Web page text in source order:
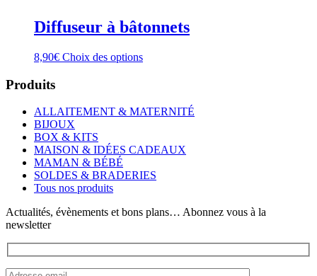
Diffuseur à bâtonnets
8,90€ Choix des optionsCe
variations.
Les
peuvent
être
choisies
sur
page
du
Produits
ALLAITEMENT & MATERNITÉ
BIJOUX
BOX & KITS
MAISON & IDÉES CADEAUX
MAMAN & BÉBÉ
SOLDES & BRADERIES
Tous nos produits
Actualités, évènements et bons plans… Abonnez vous à la
newsletter